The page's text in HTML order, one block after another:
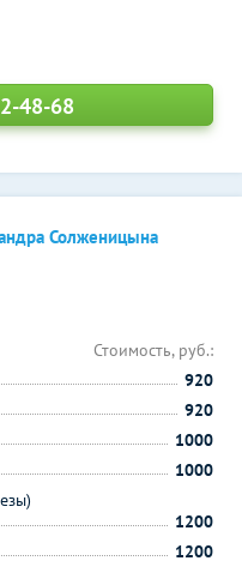
48-68
Солженицына
Стоимость, руб.:
920
920
1000
1000
1200
1200